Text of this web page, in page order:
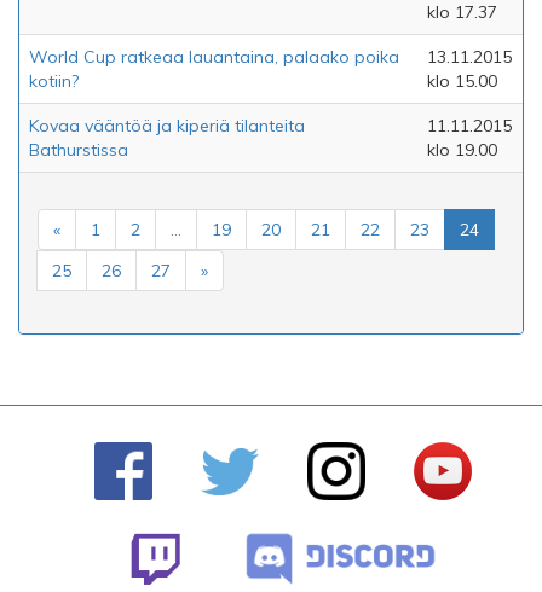
klo 17.37
World Cup ratkeaa lauantaina, palaako poika
kotiin?
13.11.2015
klo 15.00
Kovaa vääntöä ja kiperiä tilanteita
Bathurstissa
11.11.2015
klo 19.00
« 1 2 ... 19 20 21 22 23
24
25
26 27 »